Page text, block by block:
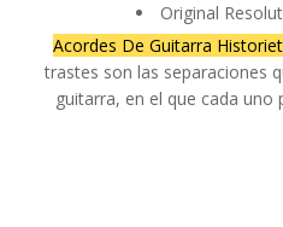
Original
Acordes De Guitarra
trastes son las separaciones
guitarra, en el que cada uno